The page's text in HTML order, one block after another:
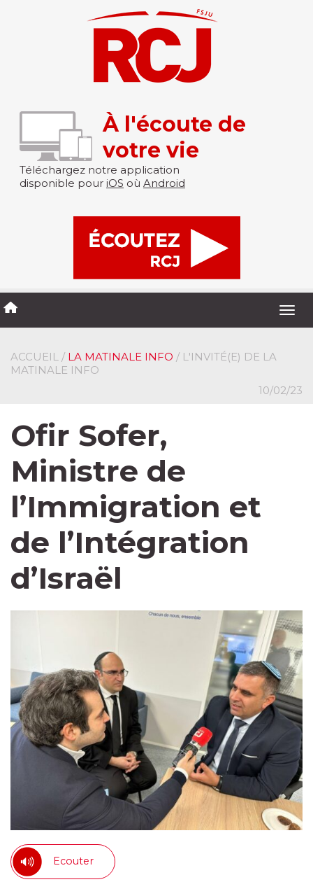
À l'écoute de
votre vie
Téléchargez notre application
disponible pour iOS où Android
ACCUEIL / LA MATINALE INFO / L'INVITÉ(E) DE LA
MATINALE INFO
10/02/23
Ofir Sofer,
Ministre de
l’Immigration et
de l’Intégration
d’Israël
Ecouter